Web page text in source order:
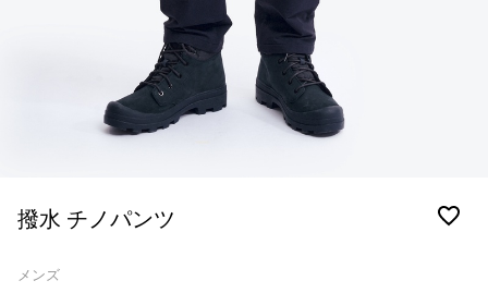
撥水 チノパンツ
メンズ